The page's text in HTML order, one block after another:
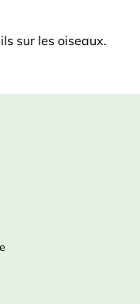
sur les oiseaux.